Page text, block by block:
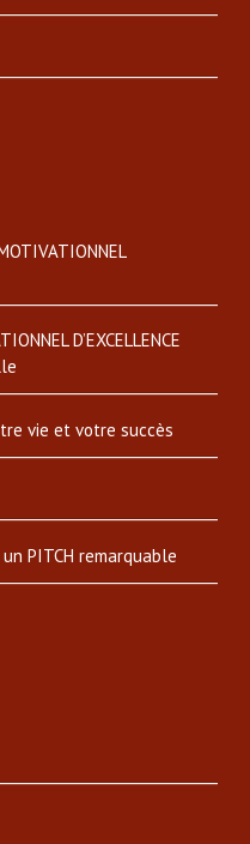
D’EXCELLENCE
vie et votre succès
un PITCH remarquable